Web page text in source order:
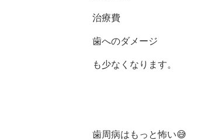
治療費
歯へのダメージ
も少なくなります。
歯周病はもっと怖い😅